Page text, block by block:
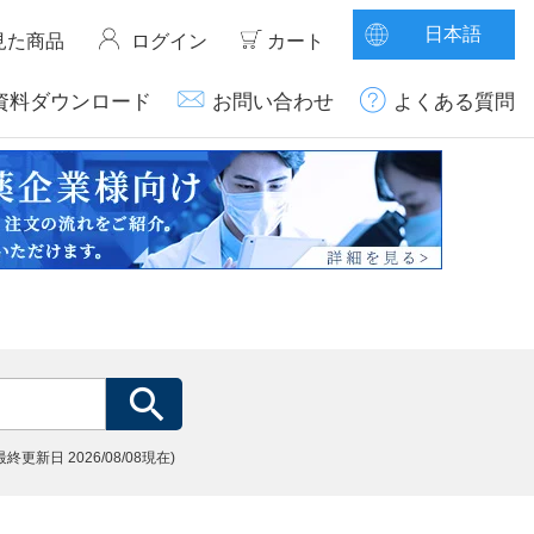
た商品 ログイン カート 日本語
料ダウンロード お問い合わせ よくある質問
終更新日 2026/08/08現在)